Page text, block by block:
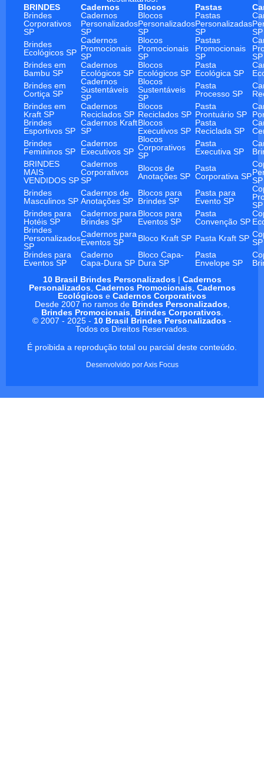
BRINDES
Cadernos Blocos Pastas
Brindes
Corporativos
SP
Cadernos
Personalizados
SP
Blocos
Personalizados
SP
Pastas
Personalizadas
SP
SP
Brindes
Ecológicos SP
Cadernos
Promocionais
SP
Blocos
Promocionais
SP
Pastas
Promocionais
SP
SP
Brindes em
Bambu SP
Cadernos
Ecológicos SP
Blocos
Ecológicos SP
Pasta
Ecológica SP
Brindes em
Cortiça SP
Cadernos
Sustentáveis
SP
Blocos
Sustentáveis
SP
Pasta
Processo SP
Brindes em
Kraft SP
Cadernos
Reciclados SP
Blocos
Reciclados SP
Pasta
Prontuário SP
Brindes
Esportivos SP
Cadernos Kraft
SP
Blocos
Executivos SP
Pasta
Reciclada SP
Brindes
Femininos SP
Cadernos
Executivos SP
Blocos
Corporativos
SP
Pasta
Executiva SP
BRINDES
MAIS
VENDIDOS SP
Cadernos
Corporativos
SP
Blocos de
Anotações SP
Pasta
Corporativa SPSP
Brindes
Masculinos SP
Cadernos de
Anotações SP
Blocos para
Brindes SP
Pasta para
Evento SP
SP
Brindes para
Hotéis SP
Cadernos para
Brindes SP
Blocos para
Eventos SP
Pasta
Convenção SP
Brindes
Personalizados
SP
Cadernos para
Eventos SP
Bloco Kraft SP Pasta Kraft SP SP
Brindes para
Eventos SP
Caderno
Capa-Dura SP
Bloco Capa-
Dura SP
Pasta
Envelope SP
10 Brasil Brindes Personalizados| Cadernos
Personalizados, Cadernos Promocionais, Cadernos
Ecológicos e Cadernos Corporativos
Desde 2007 no ramos de Brindes Personalizados,
Brindes Promocionais, Brindes Corporativos.
© 2007 - 2025 - 10 Brasil Brindes Personalizados -
Todos os Direitos Reservados.
É proibida a reprodução total ou parcial deste conteúdo.
Desenvolvido porAxis Focus